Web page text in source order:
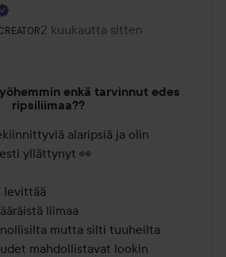
rooli: Lyko Creator.
2 kuukautta sitten
Viesti luotiin 2 kuukautta sitten
enkä tarvinnut edes
ripsiliimaa??
alaripsiä ja olin
yllättynyt 👀
levittää
liimaa
mutta silti tuuheilta
mahdollistavat lookin